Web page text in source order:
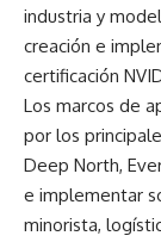
industria y
creación e
certificación
Los marcos de
por los
Deep North,
e implementar
minorista,